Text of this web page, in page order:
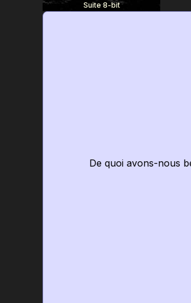
Suite 8-bit
De quoi avons-nous